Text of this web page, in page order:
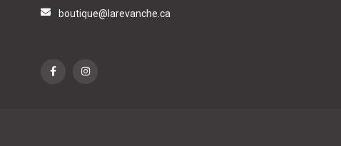
boutique@larevanche.ca